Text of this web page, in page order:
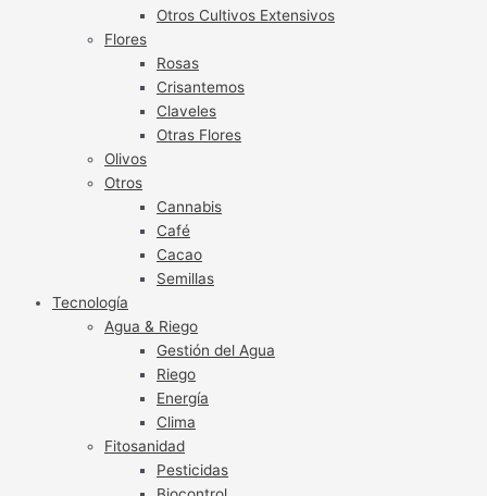
Otros Cultivos Extensivos
Flores
Rosas
Crisantemos
Claveles
Otras Flores
Olivos
Otros
Cannabis
Café
Cacao
Semillas
Tecnología
Agua & Riego
Gestión del Agua
Riego
Energía
Clima
Fitosanidad
Pesticidas